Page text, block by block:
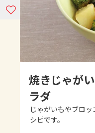
コンテンツ
レシピ
よくあるお問
お買い物
ピーマン
み
焼きじゃが
ラダ
じゃがいもやブロ
シピです。